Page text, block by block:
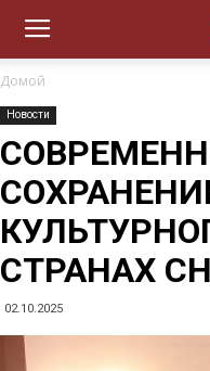
Домой
Новости
СТРАНАХ
02.10.2025